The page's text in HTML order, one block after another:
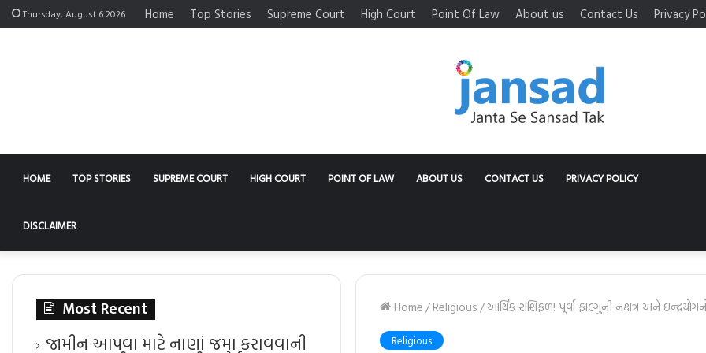
Thursday, August 6 2026 Home Top Stories Supreme Court High Court Point Of Law About us Contact Us Privacy
HOME TOP STORIES SUPREME COURT HIGH COURT POINT OF LAW ABOUT US CONTACT US PRIVACY POLICY
DISCLAIMER
Home/Religious/આર્થિક રાશિફળ! પૂર્વા ફાલ્ગુની નક્ષત્ર અને
Religious
Most Recent
જામીન આપવા માટે નાણાં જમા કરાવવાની